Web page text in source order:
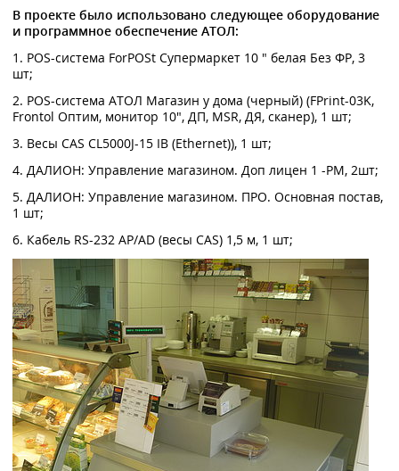
В проекте было использовано следующее оборудование
и программное обеспечение АТОЛ:
1. POS-система ForPOSt Супермаркет 10 " белая Без ФР, 3
шт;
2. POS-система АТОЛ Магазин у дома (черный) (FPrint-03K,
Frontol Оптим, монитор 10", ДП, MSR, ДЯ, сканер), 1 шт;
3. Весы CAS CL5000J-15 IB (Ethernet)), 1 шт;
4. ДАЛИОН: Управление магазином. Доп лицен 1 -РМ, 2шт;
5. ДАЛИОН: Управление магазином. ПРО. Основная постав,
1 шт;
6. Кабель RS-232 AP/AD (весы CAS) 1,5 м, 1 шт;